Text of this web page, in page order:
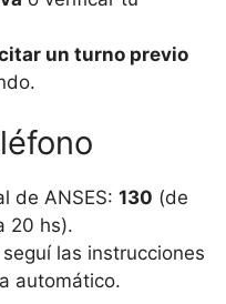
un turno previo
de ANSES: 130 (de
20 hs).
las instrucciones
automático.